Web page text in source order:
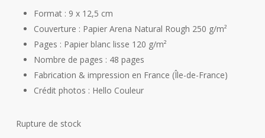
Format : 9 x 12,5 cm
Couverture : Papier Arena Natural Rough 250 g/m²
Pages : Papier blanc lisse 120 g/m²
Nombre de pages : 48 pages
Fabrication & impression en France (Île-de-France)
Crédit photos : Hello Couleur
Rupture de stock